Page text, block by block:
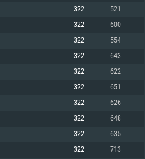
는 AMD Radeon 77XX / NVIDIA
언트)
Xeon 은 지원하지 않습니다)
Pro 5200 (Mac), 혹은 이와 비슷한 성
최소 해상도: 720p
언트)
그래픽 드라이버를 지원하는 NVIDIA
을 가지며 최신 그래픽 드라이버를 지
원 해상도 720p)
언트)
322 521
322 600
322 554
322 643
322 622
322 651
322 626
322 648
322 635
322 713